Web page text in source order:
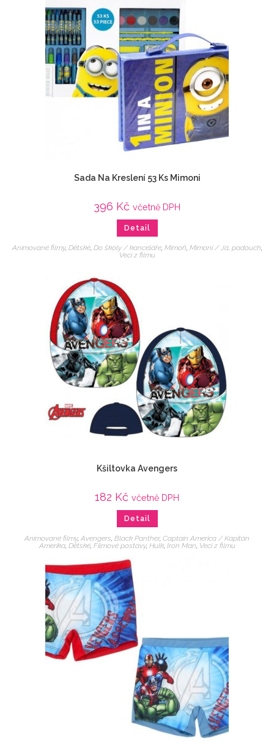
Sada Na Kreslení 53 Ks Mimoni
396 Kč včetně DPH
Detail
Animované filmy, Dětské, Do školy / kanceláře, Mimoň, Mimoni / Já, padouch,
Veci z filmu
Kšiltovka Avengers
182 Kč včetně DPH
Detail
Animované filmy, Avengers, Black Panther, Captain America / Kapitán
Amerika, Dětské, Filmové postavy, Hulk, Iron Man, Veci z filmu